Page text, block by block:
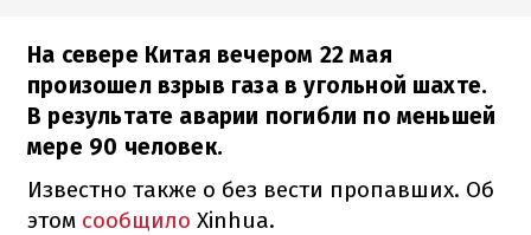
На севере Китая вечером 22 мая
произошел взрыв газа в угольной шахте.
В результате аварии погибли по меньшей
мере 90 человек.
Известно также о без вести пропавших. Об
этом сообщило Xinhua.